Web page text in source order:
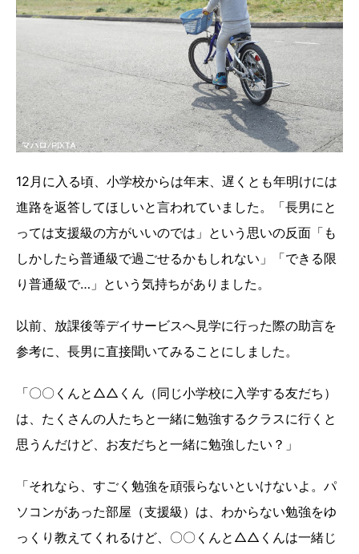
12月に入る頃、小学校からは年末、遅くとも年明けには
進路を返答してほしいと言われていました。「長男にと
っては支援級の方がいいのでは」という思いの反面「も
しかしたら普通級で過ごせるかもしれない」「できる限
り普通級で…」という気持ちがありました。
以前、放課後等デイサービスへ見学に行った際の助言を
参考に、長男に直接聞いてみることにしました。
「〇〇くんと△△くん（同じ小学校に入学する友だち）
は、たくさんの人たちと一緒に勉強するクラスに行くと
思うんだけど、お友だちと一緒に勉強したい？」
「それなら、すごく勉強を頑張らないといけないよ。パ
ソコンがあった部屋（支援級）は、わからない勉強をゆ
っくり教えてくれるけど、〇〇くんと△△くんは一緒じ